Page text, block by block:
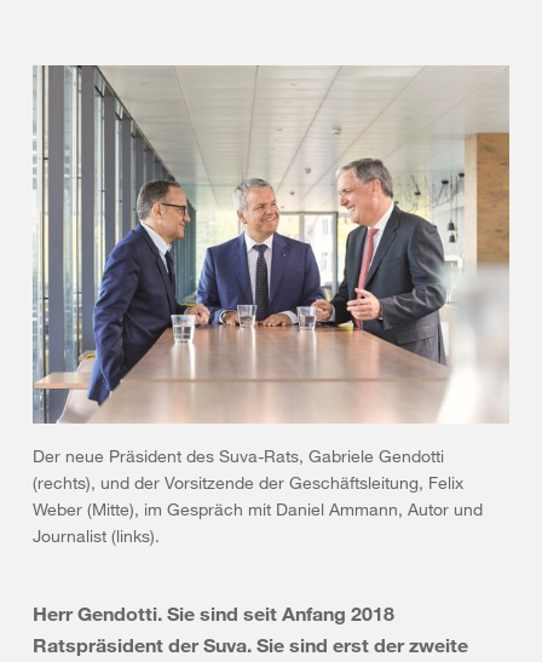
Der neue Präsident des Suva-Rats, Gabriele Gendotti
(rechts), und der Vorsitzende der Geschäftsleitung, Felix
Weber (Mitte), im Gespräch mit Daniel Ammann, Autor und
Journalist (links).
Herr Gendotti. Sie sind seit Anfang 2018
Ratspräsident der Suva. Sie sind erst der zweite